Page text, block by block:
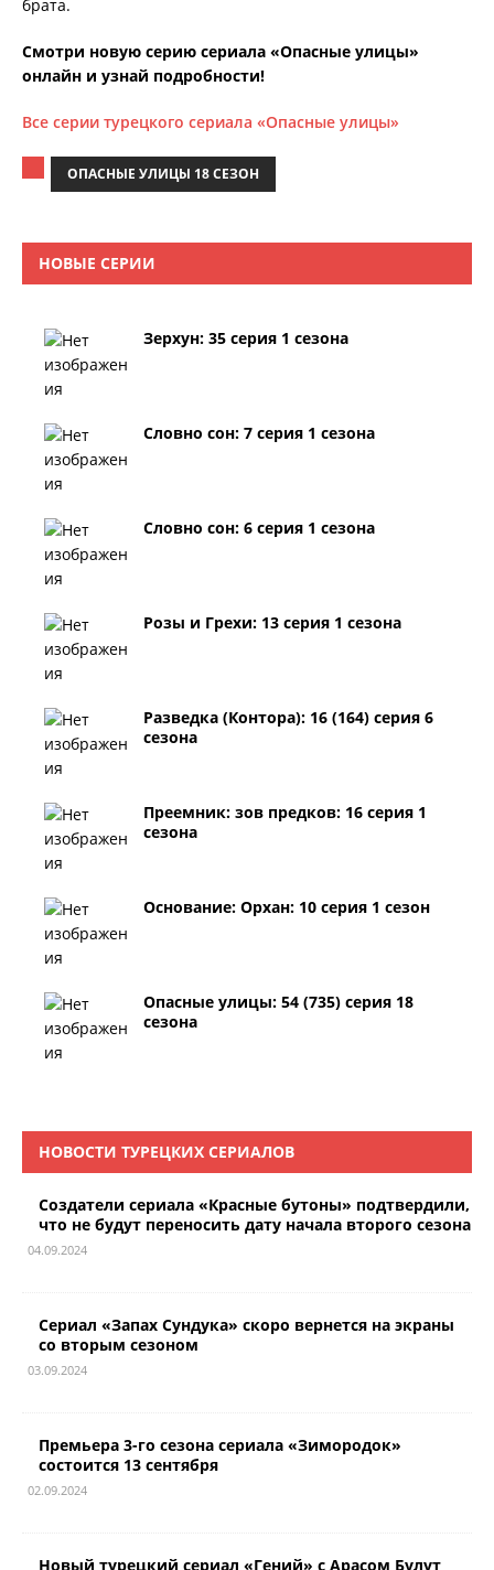
брата.
Смотри новую серию сериала «Опасные улицы»
онлайн и узнай подробности!
Все серии турецкого сериала «Опасные улицы»
ОПАСНЫЕ УЛИЦЫ 18 СЕЗОН
НОВЫЕ СЕРИИ
Зерхун: 35 серия 1 сезона
Словно сон: 7 серия 1 сезона
Словно сон: 6 серия 1 сезона
Розы и Грехи: 13 серия 1 сезона
Разведка (Контора): 16 (164) серия 6
сезона
Преемник: зов предков: 16 серия 1
сезона
Основание: Орхан: 10 серия 1 сезон
Опасные улицы: 54 (735) серия 18
сезона
НОВОСТИ ТУРЕЦКИХ СЕРИАЛОВ
Создатели сериала «Красные бутоны» подтвердили,
что не будут переносить дату начала второго сезона
04.09.2024
Сериал «Запах Сундука» скоро вернется на экраны
со вторым сезоном
03.09.2024
Премьера 3-го сезона сериала «Зимородок»
состоится 13 сентября
02.09.2024
Новый турецкий сериал «Гений» с Арасом Булут